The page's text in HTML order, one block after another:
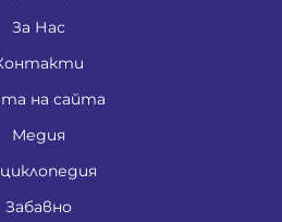
За Нас
на сайта
Медия
Забавно